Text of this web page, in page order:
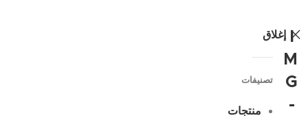
I
M
G
-
إغلاق
تصنيفات
منتجات